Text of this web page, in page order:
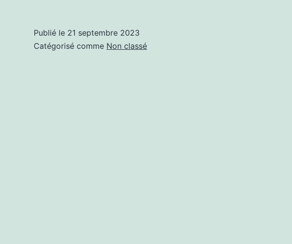
Publié le 21 septembre 2023
Catégorisé comme Non classé